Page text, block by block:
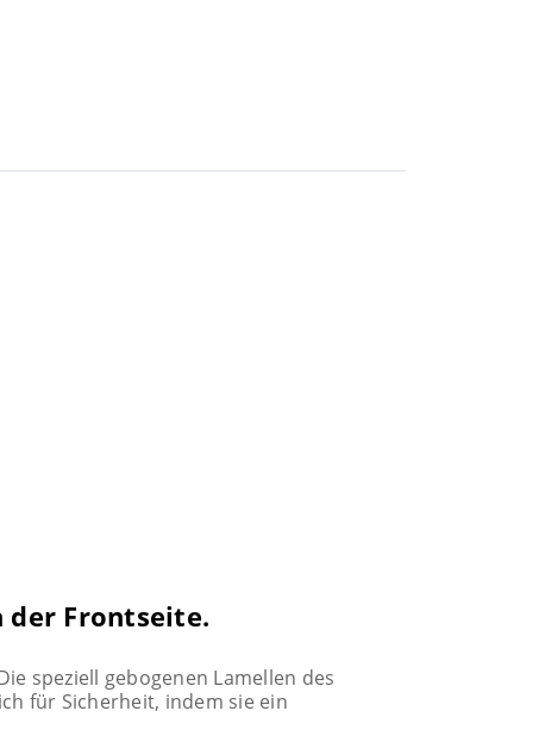
der Frontseite.
speziell gebogenen Lamellen des
für Sicherheit, indem sie ein